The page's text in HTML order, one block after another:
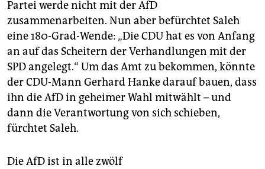
Partei werde nicht mit der AfD
zusammenarbeiten. Nun aber befürchtet Saleh
eine 180-Grad-Wende: „Die CDU hat es von Anfang
an auf das Scheitern der Verhandlungen mit der
SPD angelegt.“ Um das Amt zu bekommen, könnte
der CDU-Mann Gerhard Hanke darauf bauen, dass
ihn die AfD in geheimer Wahl mitwählt – und
dann die Verantwortung von sich schieben,
fürchtet Saleh.
Die AfD ist in alle zwölf